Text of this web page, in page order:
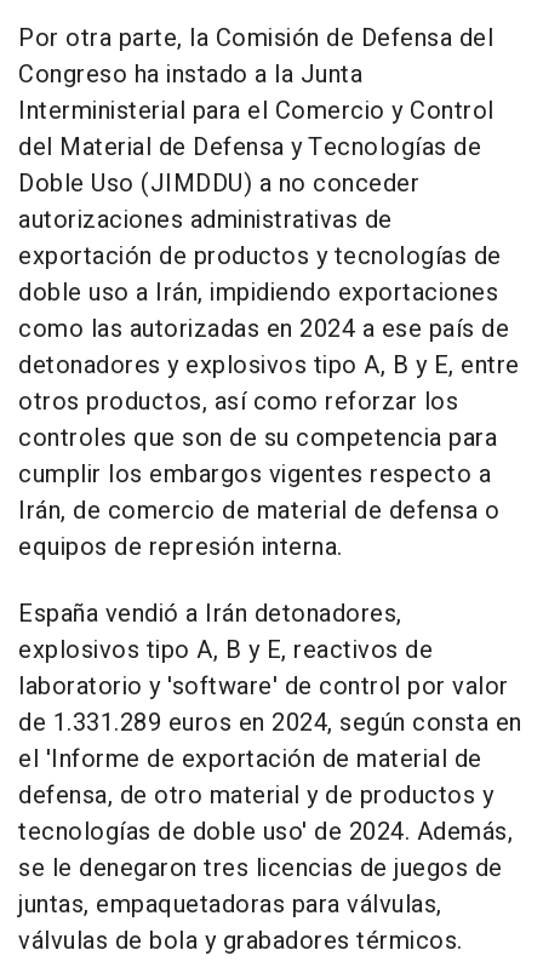
Por otra parte, la Comisión de Defensa del
Congreso ha instado a la Junta
Interministerial para el Comercio y Control
del Material de Defensa y Tecnologías de
Doble Uso (JIMDDU) a no conceder
autorizaciones administrativas de
exportación de productos y tecnologías de
doble uso a Irán, impidiendo exportaciones
como las autorizadas en 2024 a ese país de
detonadores y explosivos tipo A, B y E, entre
otros productos, así como reforzar los
controles que son de su competencia para
cumplir los embargos vigentes respecto a
Irán, de comercio de material de defensa o
equipos de represión interna.
España vendió a Irán detonadores,
explosivos tipo A, B y E, reactivos de
laboratorio y 'software' de control por valor
de 1.331.289 euros en 2024, según consta en
el 'Informe de exportación de material de
defensa, de otro material y de productos y
tecnologías de doble uso' de 2024. Además,
se le denegaron tres licencias de juegos de
juntas, empaquetadoras para válvulas,
válvulas de bola y grabadores térmicos.